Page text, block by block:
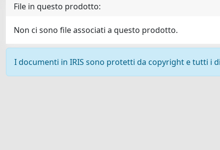
File in questo prodotto:
Non ci sono file associati a questo prodotto.
I documenti in IRIS sono protetti da copyright e tutti i